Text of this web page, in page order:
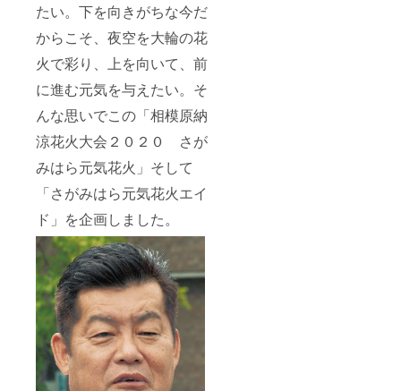
たい。下を向きがちな今だ
からこそ、夜空を大輪の花
火で彩り、上を向いて、前
に進む元気を与えたい。そ
んな思いでこの「相模原納
涼花火大会２０２０ さが
みはら元気花火」そして
「さがみはら元気花火エイ
ド」を企画しました。